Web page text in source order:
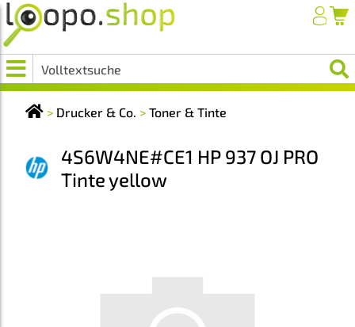
> Drucker & Co. > Toner & Tinte
4S6W4NE#CE1 HP 937 OJ PRO
Tinte yellow